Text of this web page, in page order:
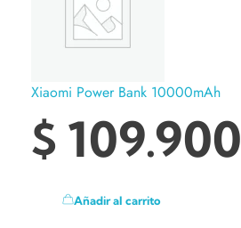
Xiaomi Power Bank 10000mAh
$ 109.900
Añadir al carrito